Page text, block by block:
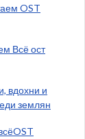
OST
Всё ост
вдохни и
землян